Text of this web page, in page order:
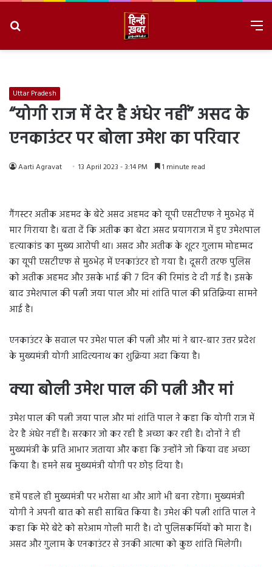
Uttar Pradesh
“योगी राज में देर है अंधेर नहीं” असद के
एनकाउंटर पर बोला उमेश का परिवार
Aarti Agravat 13 April 2023 - 3:14 PM 1 minute read
गैंगस्टर अतीक अहमद के बेटे असद अहमद को यूपी एसटीएफ ने मुठभेढ़ में
मार गिराया है। बता दें कि अतीक का बेटा असद प्रयागराज में हुए उमेशपाल
हत्याकांड का मुख्य आरोपी था। असद और अतीक के शूटर गुलाम मोहम्मद
का यूपी एसटीएफ से मुठभेढ़ में एनकाउंटर हो गया है। दूसरी तरफ पुलिस
को अतीक अहमद और उसके भाई की 7 दिन की रिमांड दे दी गई है। इसके
बाद उमेशपाल की पत्नी जया पाल और मां शांति पाल की प्रतिक्रिया सामने
आई है।
एनकाउंटर के सवाल पर उमेश पाल की पत्नी और मां ने बार-बार उत्तर प्रदेश
के मुख्यमंत्री योगी आदित्यनाथ का शुक्रिया अदा किया है।
क्या बोली उमेश पाल की पत्नी और मां
उमेश पाल की पत्नी जया पाल और मां शांति पाल ने कहा कि योगी राज में
देर है अंधेर नहीं है। सरकार जो कर रही है अच्छा कर रही है। दोनों ने ही
मुख्यमंत्री के प्रति आभार जताया और कहा कि उन्होंने जो किया वह अच्छा
किया है। हमने सब मुख्यमंत्री योगी पर छोड़ दिया है।
हमें पहले ही मुख्यमंत्री पर भरोसा था और आगे भी बना रहेगा। मुख्यमंत्री
योगी ने अपनी बात को सही साबित किया है। उमेश की पत्नी शांति पाल ने
कहा कि मेरे बेटे को सरेआम गोली मारी है। दो पुलिसकर्मियों को मारा है।
असद और गुलाम के एनकाउंटर से उनकी आत्मा को कुछ शांति मिलेगी।